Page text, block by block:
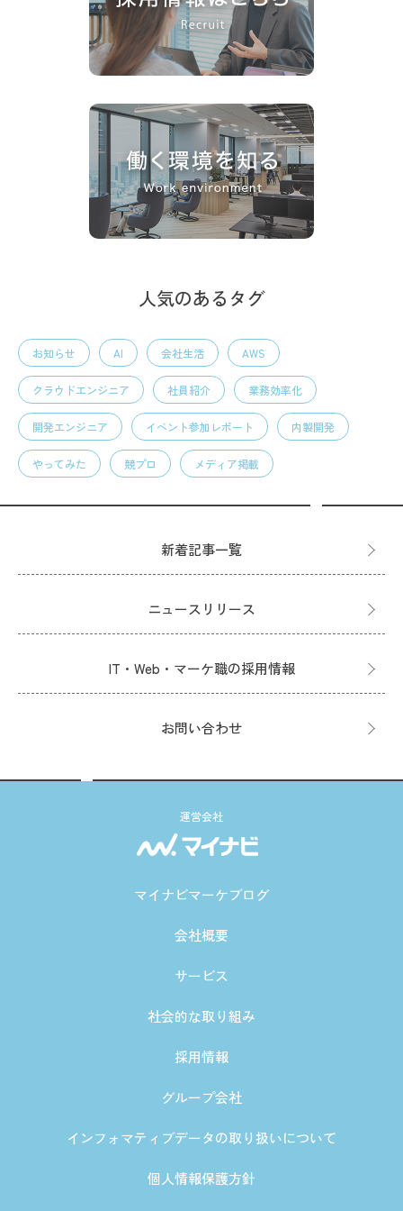
人気のあるタグ
お知らせ AI 会社生活 AWS
クラウドエンジニア 社員紹介 業務効率化
開発エンジニア イベント参加レポート 内製開発
やってみた 競プロ メディア掲載
新着記事一覧
ニュースリリース
IT・Web・マーケ職の採用情報
お問い合わせ
運営会社
マイナビマーケブログ
会社概要
サービス
社会的な取り組み
採用情報
グループ会社
インフォマティブデータの取り扱いについて
個人情報保護方針